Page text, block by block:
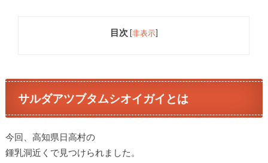
目次 [非表示]
サルダアツブタムシオイガイとは
今回、高知県日高村の
鍾乳洞近くで見つけられました。